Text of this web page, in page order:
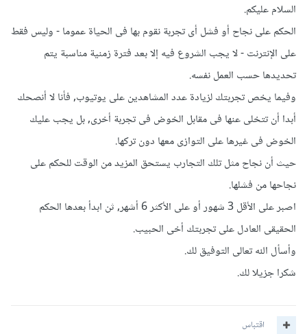
السلام عليكم.
الحكم على نجاح أو فشل أى تجربة نقوم بها فى الحياة عموما - وليس فقط
على الإنترنت - لا يجب الشروع فيه إلا بعد فترة زمنية مناسبة يتم
تحديدها حسب العمل نفسه.
وفيما يخص تجربتك لزيادة عدد المشاهدين على يوتيوب, فأنا لا أنصحك
أبدا أن تتخلى عنها فى مقابل الخوض فى تجربة أخرى, بل يجب عليك
الخوض فى غيرها على التوازى معها دون تركها.
حيث أن نجاح مثل تلك التجارب يستحق المزيد من الوقت للحكم على
نجاحها من فشلها.
اصبر على الأقل 3 شهور أو على الأكثر 6 أشهر, ثن ابدأ بعدها الحكم
الحقيقى العادل على تجربتك أخى الحبيب.
وأسأل الله تعالى التوفيق لك.
شكرا جزيلا لك.
اقتباس